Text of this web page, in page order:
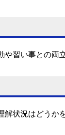
習い事との両
状況はどうか